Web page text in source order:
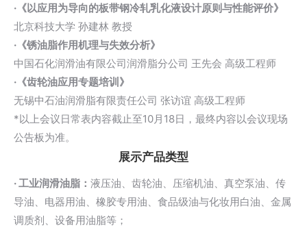
·《以应用为导向的板带钢冷轧乳化液设计原则与性能评价》
北京科技大学 孙建林 教授
·《锈油脂作用机理与失效分析》
中国石化润滑油有限公司润滑脂分公司 王先会 高级工程师
·《齿轮油应用专题培训》
无锡中石油润滑脂有限责任公司 张访谊 高级工程师
*以上会议日常表内容截止至10月18日，最终内容以会议现场
公告板为准。
展示产品类型
· 工业润滑油脂： 液压油、齿轮油、压缩机油、真空泵油、传
导油、电器用油、橡胶专用油、食品级油与化妆用白油、金属
调质剂、设备用油脂等；